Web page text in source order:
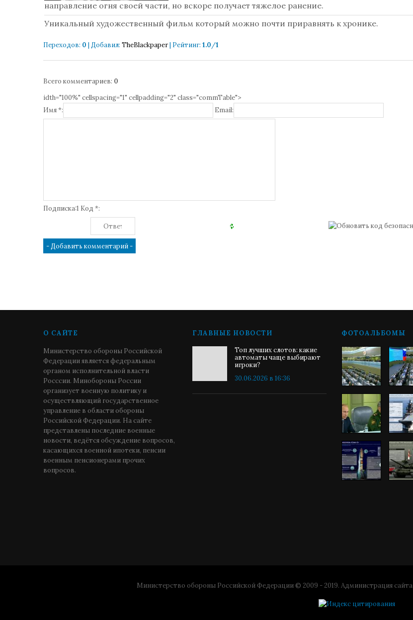
направление огня своей части, но вскоре получает тяжелое ранение.
Уникальный художественный фильм который можно почти приравнять к хронике.
Переходов: 0 | Добавил: TheBlackpaper| Рейтинг: 1.0/1
Всего комментариев: 0
idth="100%" cellspacing="1" cellpadding="2" class="commTable">
Имя *:
Email:
Подписка:1 Код *:
О САЙТЕ
Министерство обороны Российской
Федерации является федеральным
органом исполнительной власти
Росссии. Минобороны России
организует военную политику и
осуществляющий государственное
управление в области обороны
Российской Федерации. На сайте
представлены последние военные
новости, ведётся обсуждение вопросов,
касающихся военной ипотеки, пенсии
военным пенсионерами прочих
вопросов.
ГЛАВНЫЕ НОВОСТИ
Топ лучших слотов: какие
автоматы чаще выбирают
игроки?
30.06.2026 в 16:36
ФОТОАЛЬБОМЫ
Министерство обороны Российской Федерации © 2009 - 2019. Администрация сайта